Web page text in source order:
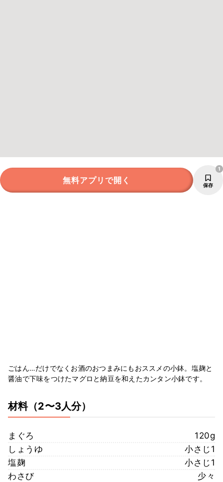
無料アプリで開く 保存
1
ごはん…だけでなくお酒のおつまみにもおススメの小鉢。塩麹と
醤油で下味をつけたマグロと納豆を和えたカンタン小鉢です。
材料（2〜3人分）
まぐろ
120g
しょうゆ
小さじ1
塩麹
小さじ1
わさび
少々